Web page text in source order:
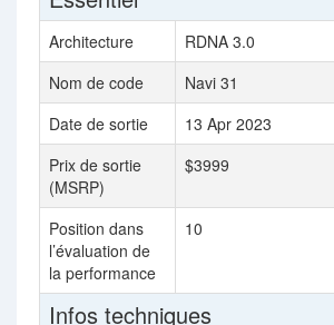
Architecture RDNA 3.0
Nom de code
Navi 31
Date de sortie
13 Apr 2023
Prix de sortie
(MSRP)
$3999
Position dans
l’évaluation de
la performance
10
Infos techniques